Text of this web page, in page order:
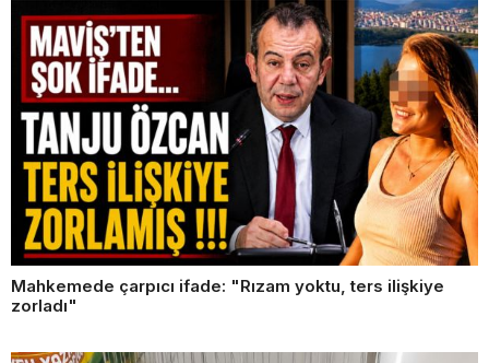
Mahkemede çarpıcı ifade: "Rızam yoktu, ters ilişkiye
zorladı"